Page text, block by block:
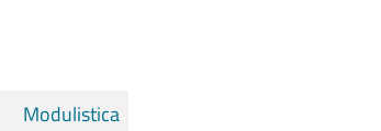
Modulistica